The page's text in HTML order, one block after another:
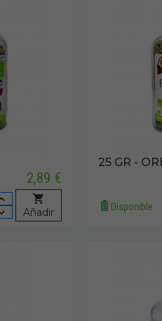
2,89 €
Añadir
25 GR -
Disponible